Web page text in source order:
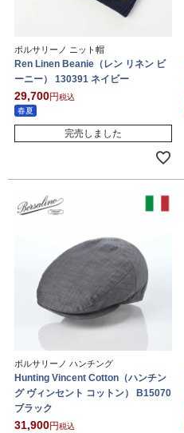
ボルサリーノ ニット帽
Ren Linen Beanie（レン リネン ビ
ーニー） 130391 ネイビー
29,700
税込
春夏
完売しました
ボルサリーノ ハンチング
Hunting Vincent Cotton（ハンチン
グ ヴィンセント コットン） B15070
ブラック
31,900
税込